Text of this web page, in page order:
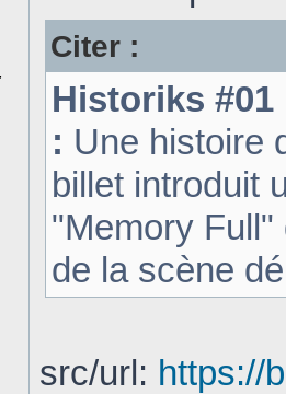
Citer :
Historiks #01
: Une histoire
billet introduit
"Memory
de la scène
src/url: https://